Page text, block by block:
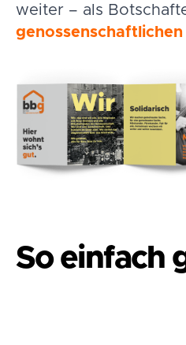
weiter – als
genossenschaftlichen
So einfach